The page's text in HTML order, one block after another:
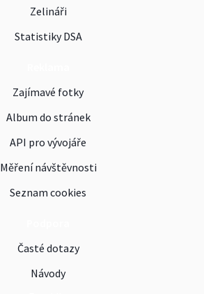
Zelináři
Statistiky DSA
Zajímavé fotky
Album do stránek
API pro vývojáře
Měření návštěvnosti
Seznam cookies
Časté dotazy
Návody